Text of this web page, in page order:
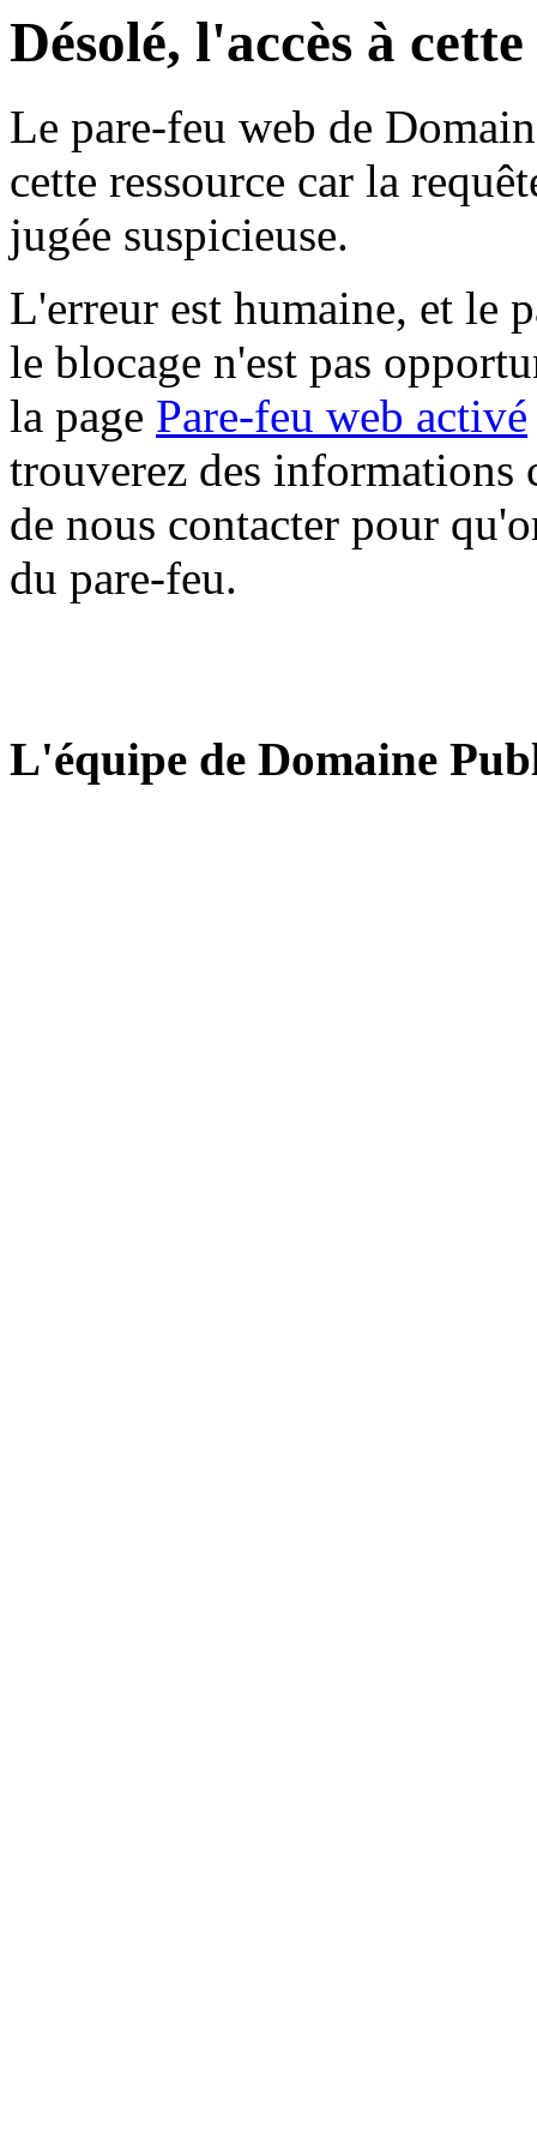
Désolé, l'accès à
Le pare-feu web de
cette ressource car la
jugée suspicieuse.
L'erreur est humaine, et le
le blocage n'est pas
la page Pare-feu web activé
trouverez des informations
de nous contacter pour
du pare-feu.
L'équipe de Domaine